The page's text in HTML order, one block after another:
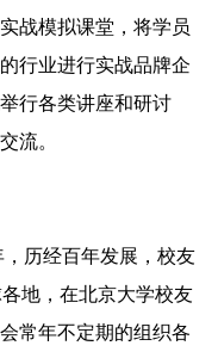
战模拟课堂，将学员
行业进行实战品牌企
行各类讲座和研讨
流。
历经百年发展，校友
地，在北京大学校友
常年不定期的组织各